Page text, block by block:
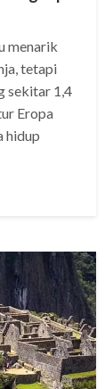
menarik
tetapi
sekitar 1,4
Eropa
hidup